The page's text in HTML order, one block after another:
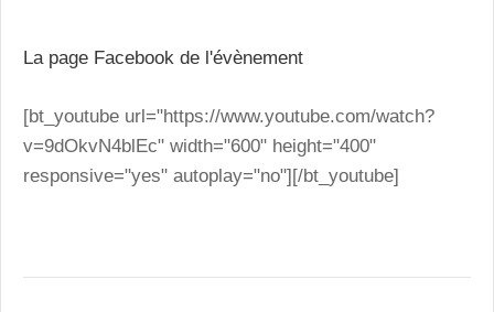
La page Facebook de l'évènement
[bt_youtube url="https://www.youtube.com/watch?
v=9dOkvN4blEc" width="600" height="400"
responsive="yes" autoplay="no"][/bt_youtube]